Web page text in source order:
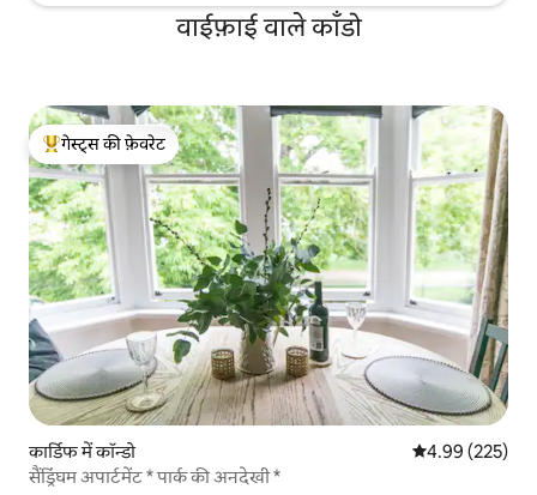
वाईफ़ाई वाले काँडो
गेस्ट्स का टॉप फ़ेवरेट
गेस्ट्स की फ़ेवरेट
कार्डिफ में कॉन्डो औसत रेटिंग 5 में से
4.99 (225)
सैंड्रिंघम अपार्टमेंट * पार्क की अनदेखी *